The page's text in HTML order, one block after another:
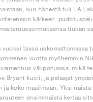
kun hänestä tuli LA
kärkeen,
tiukan
vuoksi tässä
vuotta myöhemmin
välipohjassa, mikä
Bryant kuoli, ja pelaajat
ja koko maailmaan. Yksi
ensimmäistä kertaa